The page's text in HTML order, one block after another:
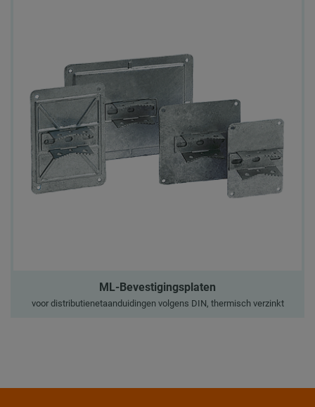
ML-Bevestigingsplaten
voor distributienetaanduidingen volgens DIN, thermisch verzinkt